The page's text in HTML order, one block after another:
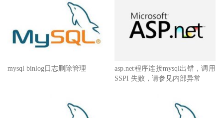
mysql binlog日志删除管理
asp.net程序连接mysql出错，调用
SSPI 失败，请参见内部异常